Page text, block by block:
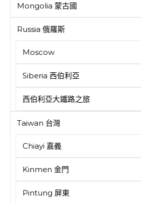
Mongolia 蒙古國
Russia 俄羅斯
Moscow
Siberia 西伯利亞
西伯利亞大鐵路之旅
Taiwan 台灣
Chiayi 嘉義
Kinmen 金門
Pintung 屏東